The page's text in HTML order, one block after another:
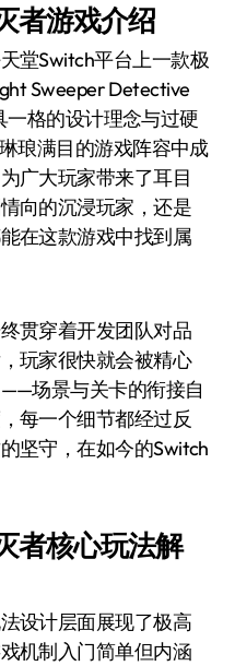
者游戏介绍
堂Switch平台上一款极
Sweeper Detective
一格的设计理念与过硬
琅满目的游戏阵容中成
广大玩家带来了耳目
向的沉浸玩家，还是
在这款游戏中找到属
贯穿着开发团队对品
玩家很快就会被精心
场景与关卡的衔接自
每一个细节都经过反
坚守，在如今的Switch
者核心玩法解
设计层面展现了极高
机制入门简单但内涵